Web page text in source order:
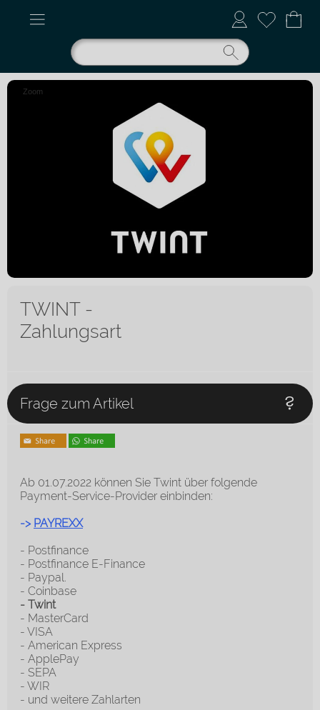
Zoom
TWINT -
Zahlungsart
Frage zum Artikel
Ab 01.07.2022 können Sie Twint über folgende
Payment-Service-Provider einbinden:
-> PAYREXX
- Postfinance
- Postfinance E-Finance
- Paypal.
- Coinbase
- Twint
- MasterCard
- VISA
- American Express
- ApplePay
- SEPA
- WIR
- und weitere Zahlarten